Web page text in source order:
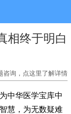
相终于明白
咨询，点这里了解详情
中华医学宝库中
慧，为无数疑难